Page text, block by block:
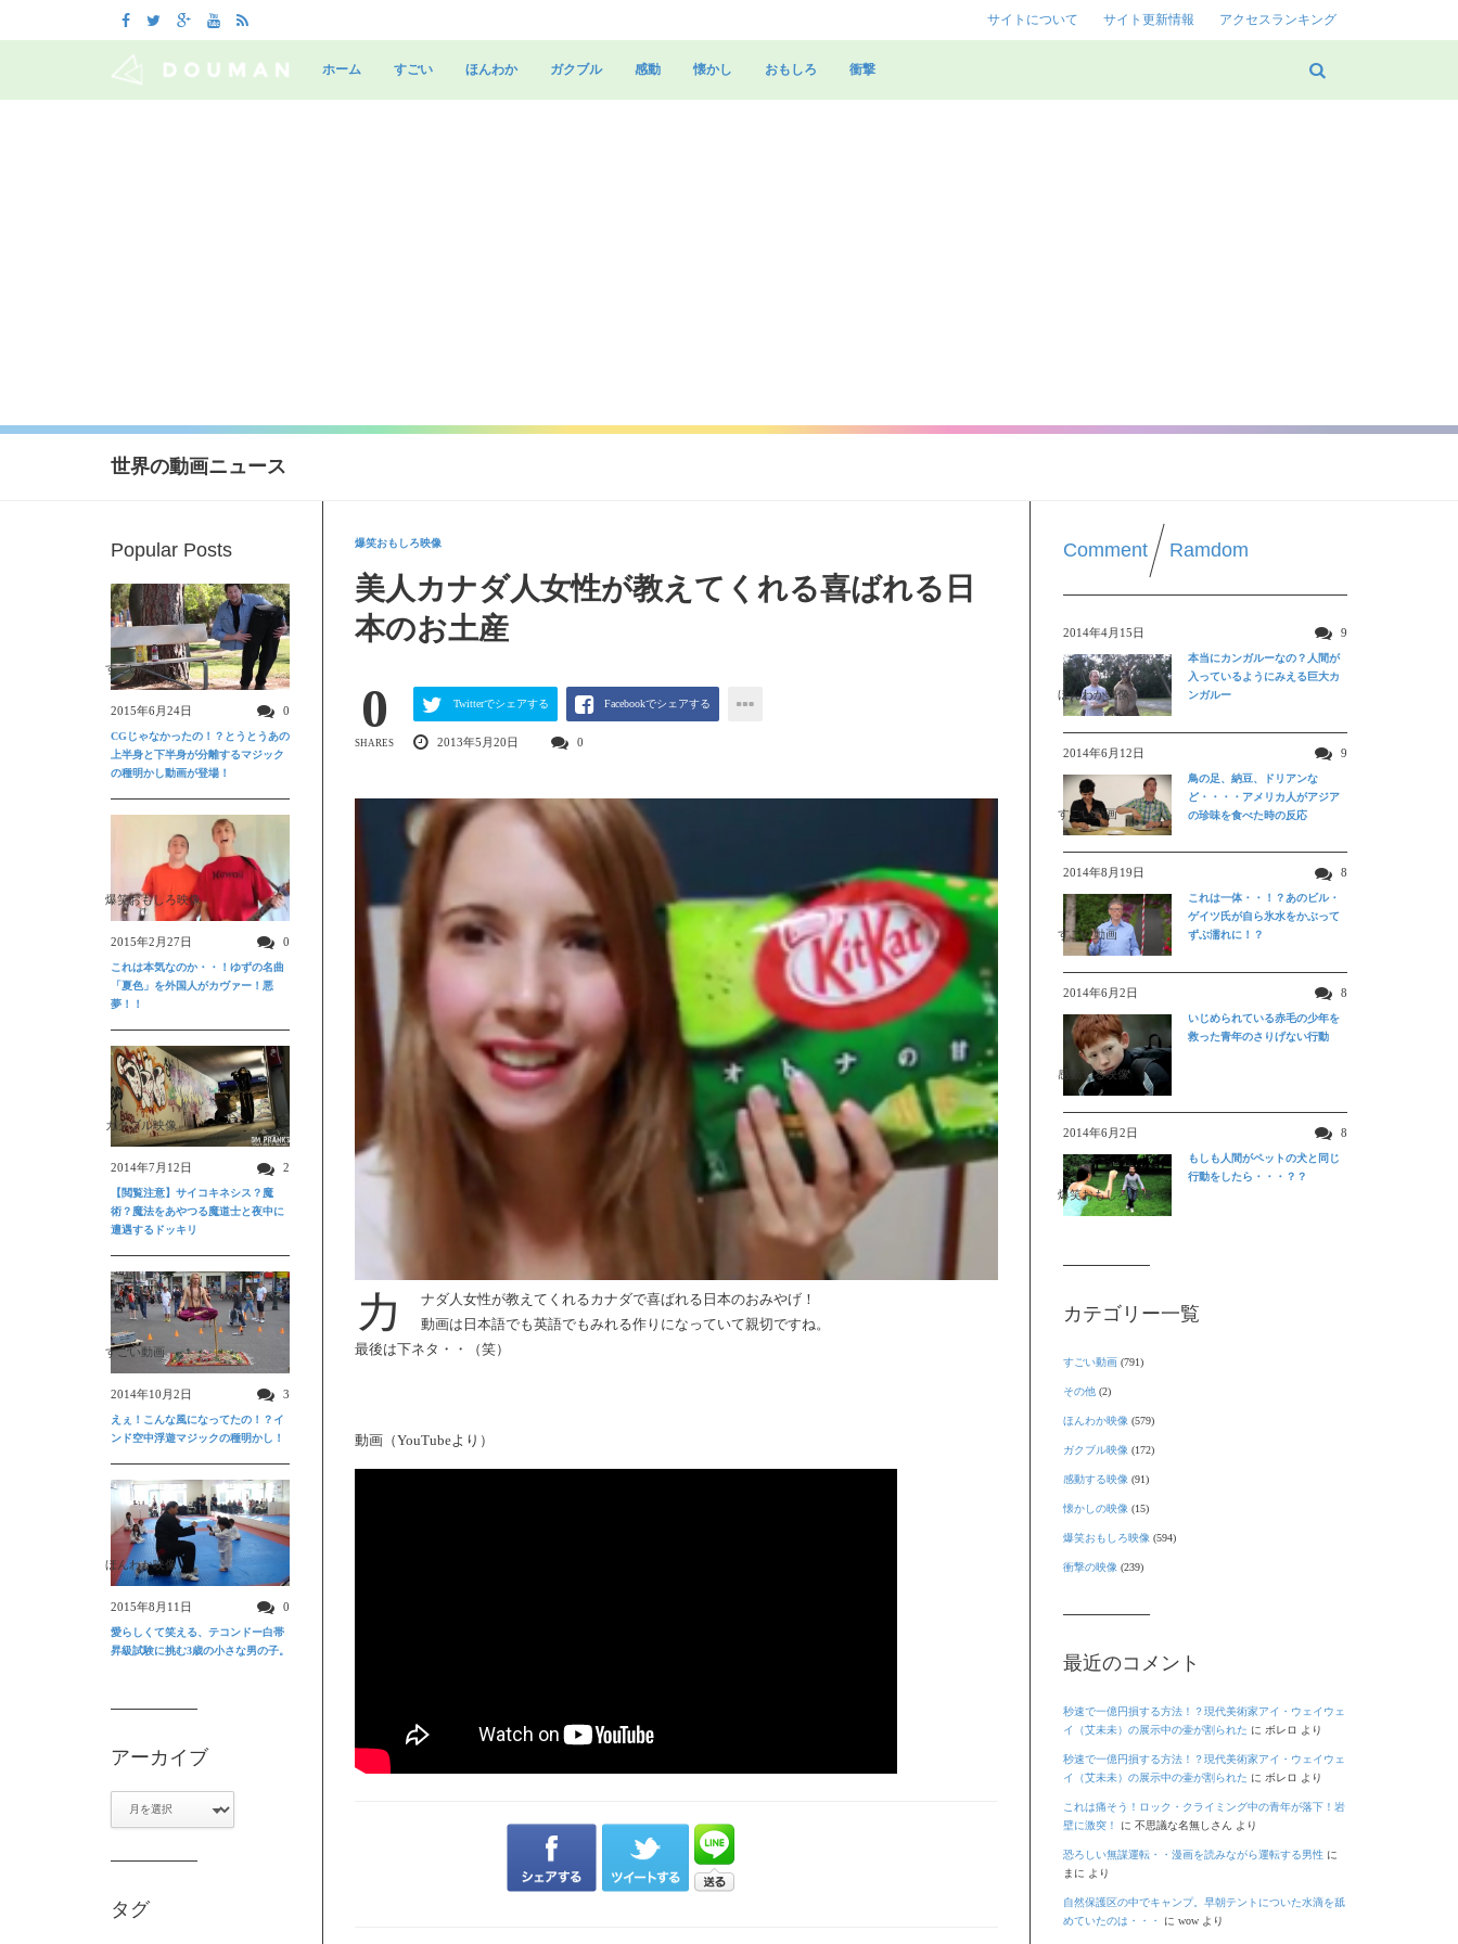
サイトについて サイト更新情報 アクセスランキング
to
ホーム すごい ほんわか ガクブル 感動 懐かし おもしろ 衝撃
世界の動画ニュース
爆笑おもしろ映像
美人カナダ人女性が教えてくれる喜ばれる日
本のお土産
0
SHARES
Twitterでシェアする Facebookでシェアする
2013年5月20日 0
カ
ナダ人女性が教えてくれるカナダで喜ばれる日本のおみやげ！
動画は日本語でも英語でもみれる作りになっていて親切ですね。
最後は下ネタ・・（笑）
動画（YouTubeより）
Comment Ramdom
2014年4月15日 9
ほんわか映像
本当にカンガルーなの？人間が
入っているようにみえる巨大カ
ンガルー
2014年6月12日 9
すごい動画
鳥の足、納豆、ドリアンな
ど・・・・アメリカ人がアジア
の珍味を食べた時の反応
2014年8月19日 8
すごい動画
これは一体・・！？あのビル・
ゲイツ氏が自ら氷水をかぶって
ずぶ濡れに！？
2014年6月2日 8
感動する映像
いじめられている赤毛の少年を
救った青年のさりげない行動
2014年6月2日 8
爆笑おもしろ映像
もしも人間がペットの犬と同じ
行動をしたら・・・？？
カテゴリー一覧
すごい動画 (791)
その他 (2)
ほんわか映像 (579)
ガクブル映像 (172)
感動する映像 (91)
懐かしの映像 (15)
爆笑おもしろ映像 (594)
衝撃の映像 (239)
最近のコメント
秒速で一億円損する方法！？現代美術家アイ・ウェイウェ
イ（艾未未）の展示中の壷が割られた に ボレロ より
秒速で一億円損する方法！？現代美術家アイ・ウェイウェ
イ（艾未未）の展示中の壷が割られた に ボレロ より
これは痛そう！ロック・クライミング中の青年が落下！岩
壁に激突！
に 不思議な名無しさん より
恐ろしい無謀運転・・漫画を読みながら運転する男性に
まに より
自然保護区の中でキャンプ。早朝テントについた水滴を舐
めていたのは・・・
に wowより
Popular Posts
すごい動画
2015年6月24日 0
CGじゃなかったの！？とうとうあの
上半身と下半身が分離するマジック
の種明かし動画が登場！
爆笑おもしろ映像
2015年2月27日 0
これは本気なのか・・！ゆずの名曲
「夏色」を外国人がカヴァー！悪
夢！！
ガクブル映像
2014年7月12日 2
【閲覧注意】サイコキネシス？魔
術？魔法をあやつる魔道士と夜中に
遭遇するドッキリ
すごい動画
2014年10月2日 3
えぇ！こんな風になってたの！？イ
ンド空中浮遊マジックの種明かし！
ほんわか映像
2015年8月11日 0
愛らしくて笑える、テコンドー白帯
昇級試験に挑む3歳の小さな男の子。
アーカイブ
タグ